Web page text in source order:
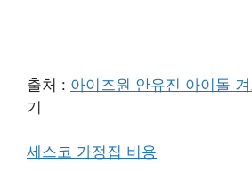
출처 : 아이즈원 안유진 아이돌
기
세스코 가정집 비용